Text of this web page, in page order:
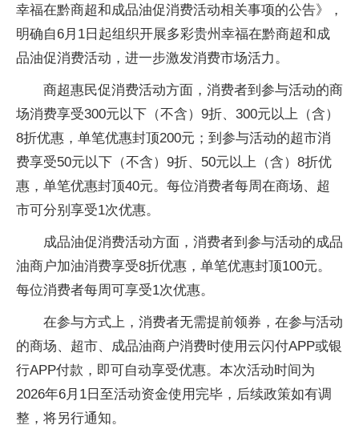
幸福在黔商超和成品油促消费活动相关事项的公告》，
明确自6月1日起组织开展多彩贵州幸福在黔商超和成
品油促消费活动，进一步激发消费市场活力。
商超惠民促消费活动方面，消费者到参与活动的商
场消费享受300元以下（不含）9折、300元以上（含）
8折优惠，单笔优惠封顶200元；到参与活动的超市消
费享受50元以下（不含）9折、50元以上（含）8折优
惠，单笔优惠封顶40元。每位消费者每周在商场、超
市可分别享受1次优惠。
成品油促消费活动方面，消费者到参与活动的成品
油商户加油消费享受8折优惠，单笔优惠封顶100元。
每位消费者每周可享受1次优惠。
在参与方式上，消费者无需提前领券，在参与活动
的商场、超市、成品油商户消费时使用云闪付APP或银
行APP付款，即可自动享受优惠。本次活动时间为
2026年6月1日至活动资金使用完毕，后续政策如有调
整，将另行通知。